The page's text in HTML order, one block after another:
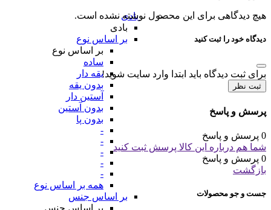
بادی
بادی
بر اساس نوع
بر اساس نوع
ساده
یقه دار
بدون یقه
آستین دار
بدون آستین
بدون پا
-
-
-
-
-
همه بر اساس نوع
بر اساس جنس
بر اساس جنس
هیچ دیدگاهی برای این محصول نوشته نشده است.
دیدگاه خود را ثبت کنید
برای ثبت دیدگاه باید ابتدا وارد سایت شوید!
ثبت نظر
پرسش و پاسخ
0 پرسش و پاسخ
شما هم درباره این کالا پرسش ثبت کنید
0 پرسش و پاسخ
بازگشت
جست و جو محصولات